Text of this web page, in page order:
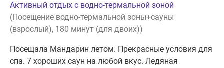
Активный отдых с водно-термальной зоной
(Посещение водно-термальной зоны+сауны
(взрослый), 180 минут (для двоих))
Посещала Мандарин летом. Прекрасные условия для
спа. 7 хороших саун на любой вкус. Ледяная